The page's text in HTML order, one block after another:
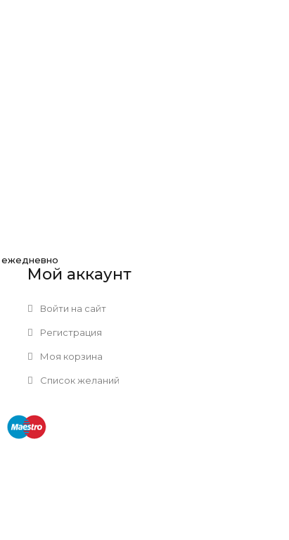
ежедневно
Мой аккаунт
Войти на сайт
Регистрация
Моя корзина
Список желаний